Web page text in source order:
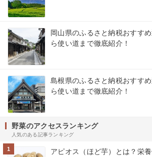
岡山県のふるさと納税おすす
ら使い道まで徹底紹介！
島根県のふるさと納税おすす
ら使い道まで徹底紹介！
野菜のアクセスランキング
人気のある記事ランキング
1
アピオス（ほど芋）とは？栄